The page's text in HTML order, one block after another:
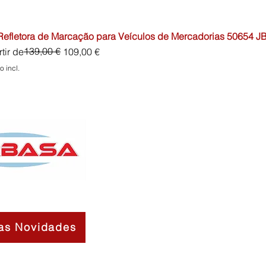
de Marcação para Veículos de Mercadorias 50654
de
normal139,00 € 109,00 €
promocional
incl.
Novidades